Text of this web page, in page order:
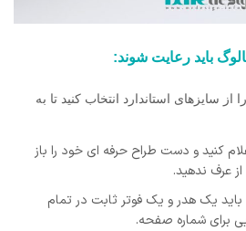
باید رعایت شوند:
از سایزهای استاندارد انتخاب کنید تا به
کنید و دست طراح حرفه ای خود را باز
عرف ندهید.
باید یک هدر و یک فوتر ثابت در تمام
برای شماره صفحه.